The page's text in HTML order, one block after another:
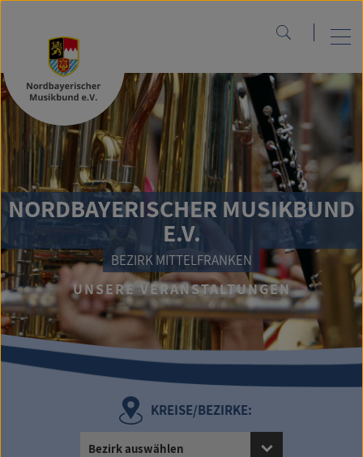
NORDBAYERISCHER MUSIKBUND
E.V.
BEZIRK MITTELFRANKEN
UNSERE VERANSTALTUNGEN
KREISE/BEZIRKE:
Bezirk auswählen